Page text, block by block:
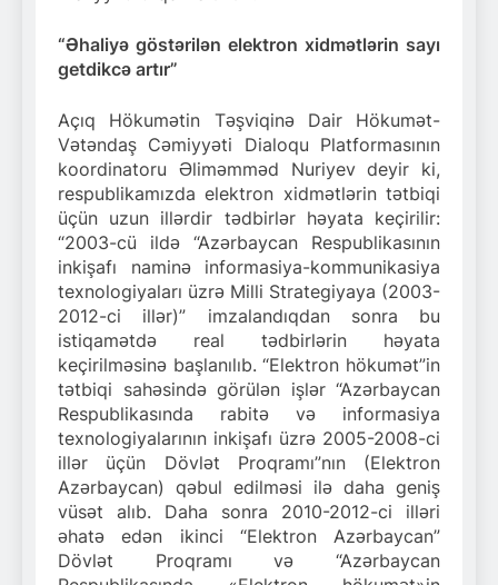
“Əhaliyə göstərilən elektron xidmətlərin sayı
getdikcə artır”
Açıq Hökumətin Təşviqinə Dair Hökumət-
Vətəndaş Cəmiyyəti Dialoqu Platformasının
koordinatoru Əliməmməd Nuriyev deyir ki,
respublikamızda elektron xidmətlərin tətbiqi
üçün uzun illərdir tədbirlər həyata keçirilir:
“2003-cü ildə “Azərbaycan Respublikasının
inkişafı naminə informasiya-kommunikasiya
texnologiyaları üzrə Milli Strategiyaya (2003-
2012-ci illər)” imzalandıqdan sonra bu
istiqamətdə real tədbirlərin həyata
keçirilməsinə başlanılıb. “Elektron hökumət”in
tətbiqi sahəsində görülən işlər “Azərbaycan
Respublikasında rabitə və informasiya
texnologiyalarının inkişafı üzrə 2005-2008-ci
illər üçün Dövlət Proqramı”nın (Elektron
Azərbaycan) qəbul edilməsi ilə daha geniş
vüsət alıb. Daha sonra 2010-2012-ci illəri
əhatə edən ikinci “Elektron Azərbaycan”
Dövlət Proqramı və “Azərbaycan